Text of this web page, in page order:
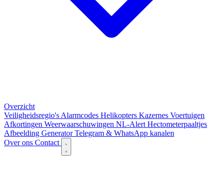
Overzicht
Veiligheidsregio's Alarmcodes Helikopters Kazernes Voertuigen
Afkortingen Weerwaarschuwingen NL-Alert Hectometerpaaltjes
Afbeelding GeneratorTelegram & WhatsApp kanalen
Over ons Contact